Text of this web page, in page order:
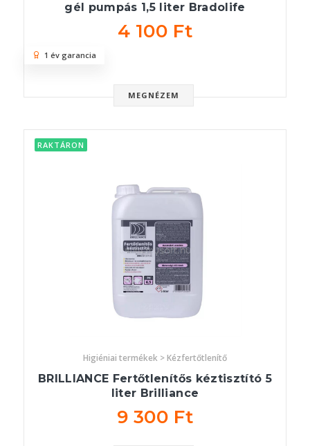
gél pumpás 1,5 liter Bradolife
4 100 Ft
MEGNÉZEM
1 év garancia
RAKTÁRON
Higiéniai termékek > Kézfertőtlenítő
BRILLIANCE Fertőtlenítős kéztisztító 5
liter Brilliance
9 300 Ft